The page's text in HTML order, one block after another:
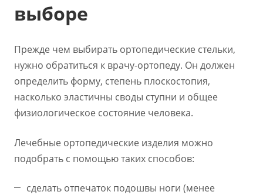
выборе
Прежде чем выбирать ортопедические стельки,
нужно обратиться к врачу-ортопеду. Он должен
определить форму, степень плоскостопия,
насколько эластичны своды ступни и общее
физиологическое состояние человека.
Лечебные ортопедические изделия можно
подобрать с помощью таких способов:
сделать отпечаток подошвы ноги (менее